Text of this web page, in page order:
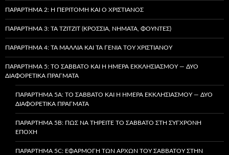
ΠΑΡΆΡΤΗΜΑ 2: Η ΠΕΡΙΤΟΜΉ ΚΑΙ Ο ΧΡΙΣΤΙΑΝΌΣ
ΠΑΡΆΡΤΗΜΑ 3: ΤΑ TZITZIT (ΚΡΌΣΣΙΑ, ΝΉΜΑΤΑ, ΦΟΎΝΤΕΣ)
ΠΑΡΆΡΤΗΜΑ 4: ΤΑ ΜΑΛΛΙΆ ΚΑΙ ΤΑ ΓΈΝΙΑ ΤΟΥ ΧΡΙΣΤΙΑΝΟΎ
ΠΑΡΆΡΤΗΜΑ 5: ΤΟ ΣΆΒΒΑΤΟ ΚΑΙ Η ΗΜΈΡΑ ΕΚΚΛΗΣΙΑΣΜΟΎ — ΔΎΟ
ΔΙΑΦΟΡΕΤΙΚΆ ΠΡΆΓΜΑΤΑ
ΠΑΡΆΡΤΗΜΑ 5A: ΤΟ ΣΆΒΒΑΤΟ ΚΑΙ Η ΗΜΈΡΑ ΕΚΚΛΗΣΙΑΣΜΟΎ — ΔΎΟ
ΔΙΑΦΟΡΕΤΙΚΆ ΠΡΆΓΜΑΤΑ
ΠΑΡΆΡΤΗΜΑ 5B: ΠΏΣ ΝΑ ΤΗΡΕΊΤΕ ΤΟ ΣΆΒΒΑΤΟ ΣΤΗ ΣΎΓΧΡΟΝΗ
ΕΠΟΧΉ
ΠΑΡΆΡΤΗΜΑ 5C: ΕΦΑΡΜΟΓΉ ΤΩΝ ΑΡΧΏΝ ΤΟΥ ΣΑΒΒΆΤΟΥ ΣΤΗΝ